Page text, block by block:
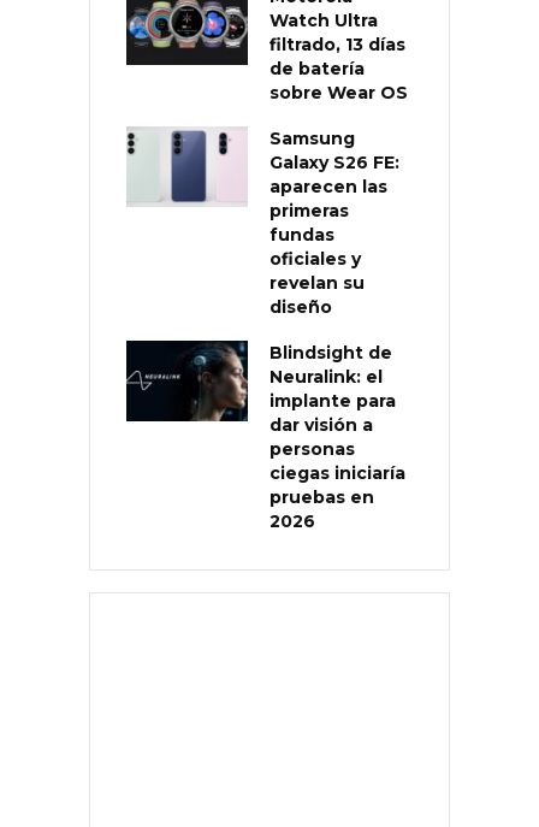
Watch Ultra
filtrado, 13 días
de batería
sobre Wear OS
Samsung
Galaxy S26 FE:
aparecen las
primeras
fundas
oficiales y
revelan su
diseño
Blindsight de
Neuralink: el
implante para
dar visión a
personas
ciegas iniciaría
pruebas en
2026